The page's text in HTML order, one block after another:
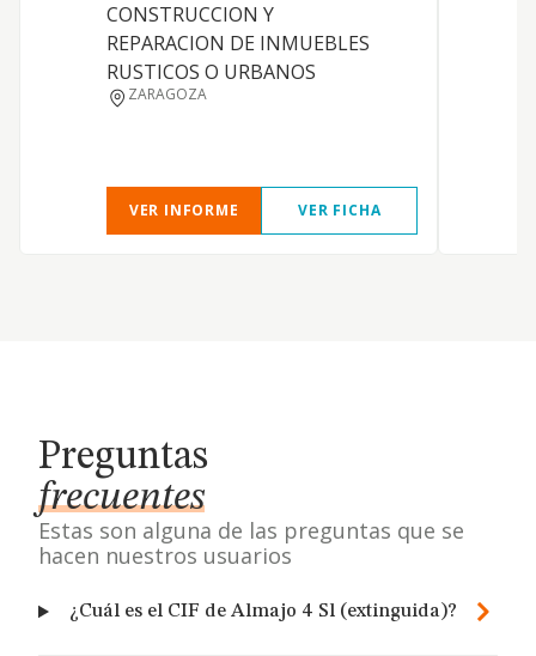
CONSTRUCCION Y
REPARACION DE INMUEBLES
RUSTICOS O URBANOS
ZARAGOZA
VER INFORME VER FICHA
Preguntas
frecuentes
Estas son alguna de las preguntas que se
hacen nuestros usuarios
¿Cuál es el CIF de Almajo 4 Sl (extinguida)?